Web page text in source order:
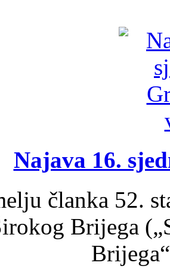
Najava 16.
članka 52.
Brijega